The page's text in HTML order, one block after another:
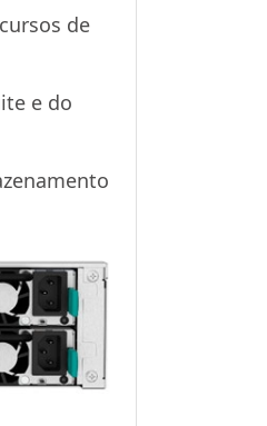
de
e do